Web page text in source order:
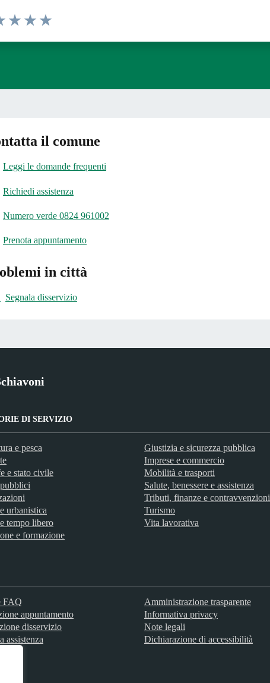
il comune
Leggi le domande frequenti
Richiedi assistenza
Numero verde 0824 961002
Prenota appuntamento
in città
Segnala disservizio
DI SERVIZIO
e pesca
e stato civile
urbanistica
tempo libero
e formazione
Giustizia e sicurezza pubblica
Imprese e commercio
Mobilità e trasporti
Salute, benessere e assistenza
Tributi, finanze e contravvenzioni
Turismo
Vita lavorativa
FAQ
appuntamento
disservizio
assistenza
Amministrazione trasparente
Informativa privacy
Note legali
Dichiarazione di accessibilità